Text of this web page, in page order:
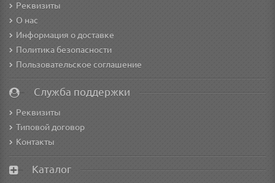
Реквизиты
О нас
Информация о доставке
Политика безопасности
Пользовательское соглашение
Служба поддержки
Реквизиты
Типовой договор
Контакты
Каталог